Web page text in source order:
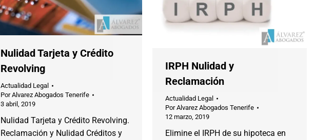
Nulidad Tarjeta y Crédito
Revolving
Actualidad Legal
PorAlvarez Abogados Tenerife
3 abril, 2019
Nulidad Tarjeta y Crédito Revolving.
Reclamación y Nulidad Créditos y
IRPH Nulidad y
Reclamación
Actualidad Legal
PorAlvarez Abogados Tenerife
12 marzo, 2019
Elimine el IRPH de su hipoteca en